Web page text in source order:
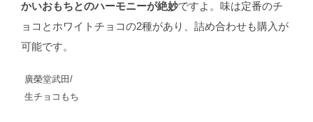
かいおもちとのハーモニーが絶妙ですよ。味は定番のチ
ョコとホワイトチョコの2種があり、詰め合わせも購入が
可能です。
廣榮堂武田/
生チョコもち